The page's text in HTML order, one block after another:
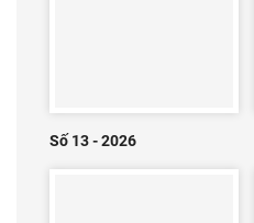
Số 13 - 2026